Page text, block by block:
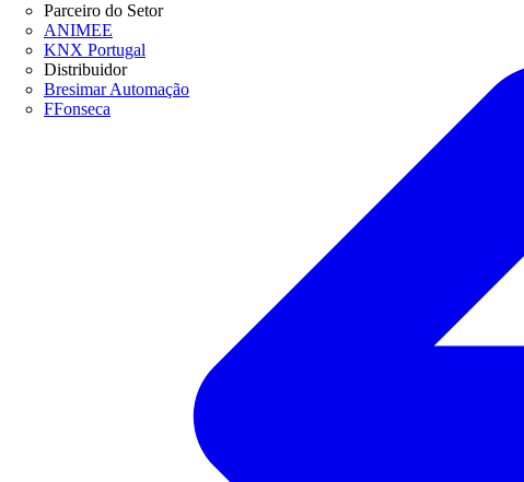
Parceiro do Setor
ANIMEE
KNX Portugal
Distribuidor
Bresimar Automação
FFonseca